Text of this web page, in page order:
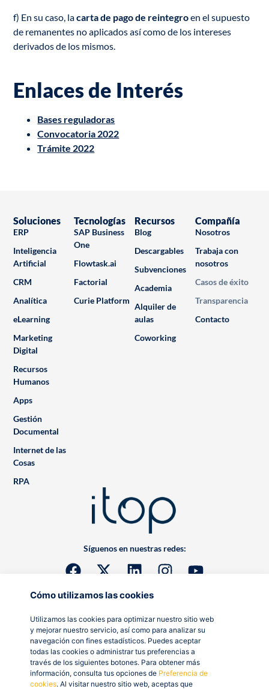
Cómo utilizamos las cookies
Utilizamos las cookies para optimizar nuestro sitio web
y mejorar nuestro servicio, así como para analizar su
navegación con fines estadísticos. Puedes aceptar
todas las cookies o administrar tus preferencias a
través de los siguientes botones. Para obtener más
información, consulta tus opciones de Preferencia de
cookies. Al visitar nuestro sitio web, aceptas que
f) En su caso, lacarta de pago de reintegroen el supuesto
de remanentes no aplicados así como de los intereses
derivados de los mismos.
Enlaces de Interés
Bases reguladoras
Convocatoria 2022
Trámite 2022
Síguenos en nuestras redes:
Soluciones
ERP
Inteligencia
Artificial
CRM
Analítica
eLearning
Marketing
Digital
Recursos
Humanos
Apps
Gestión
Documental
Internet de las
Cosas
RPA
Tecnologías
SAP Business
One
Flowtask.ai
Factorial
Curie Platform
Recursos
Blog
Descargables
Subvenciones
Academia
Alquiler de
aulas
Coworking
Compañía
Nosotros
Trabaja con
nosotros
Casos de éxito
Transparencia
Contacto